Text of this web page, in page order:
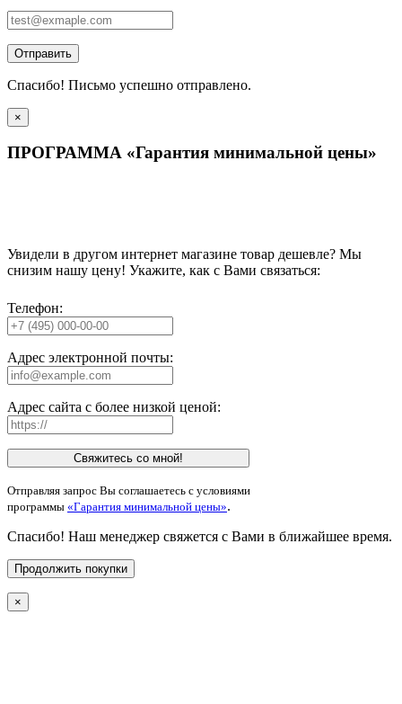
Отправить
Спасибо! Письмо успешно отправлено.
×
ПРОГРАММА «Гарантия минимальной цены»
Увидели в другом интернет магазине товар дешевле? Мы
снизим нашу цену! Укажите, как с Вами связаться:
Телефон:
Адрес электронной почты:
Адрес сайта с более низкой ценой:
Свяжитесь со мной!
Отправляя запрос Вы соглашаетесь с условиями
программы «Гарантия минимальной цены».
Спасибо! Наш менеджер свяжется с Вами в ближайшее время.
Продолжить покупки
×